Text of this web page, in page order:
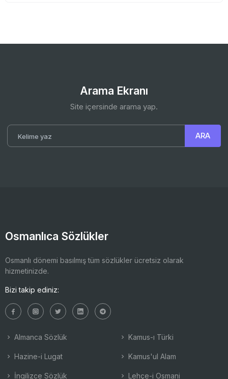
Arama Ekranı
Site içersinde arama yap.
Osmanlıca Sözlükler
Osmanlı dönemi basılmış tüm sözlükler ücretsiz olarak
hizmetinizde.
Bizi takip ediniz:
Almanca Sözlük
Hazine-i Lugat
İngilizce Sözlük
Kamus-ı Türki
Kamus'ul Alam
Lehçe-i Osmani